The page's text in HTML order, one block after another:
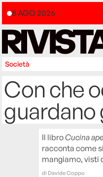
8 AGO 2026
Società
Con che
guardano
Il libro Cucina
racconta come
mangiamo, visti
di Davide Coppo